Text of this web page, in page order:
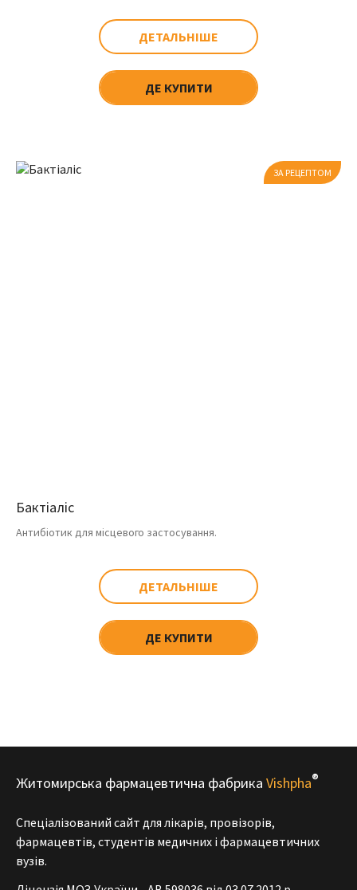
ДЕТАЛЬНІШЕ
ДЕ КУПИТИ
ЗА РЕЦЕПТОМ
Бактіаліс
Антибіотик для місцевого застосування.
ДЕТАЛЬНІШЕ
ДЕ КУПИТИ
Житомирська фармацевтична фабрика Vishpha®
Спеціалізований сайт для лікарів, провізорів,
фармацевтів, студентів медичних і фармацевтичних
вузів.